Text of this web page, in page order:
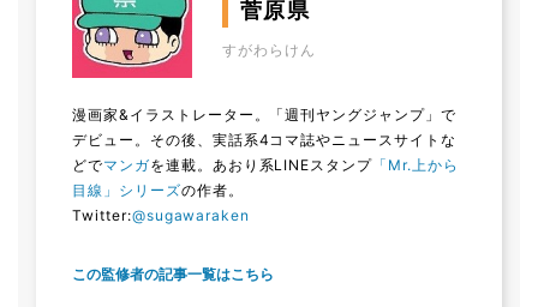
菅原県
すがわらけん
漫画家&イラストレーター。「週刊ヤングジャンプ」で
デビュー。その後、実話系4コマ誌やニュースサイトな
どでマンガを連載。あおり系LINEスタンプ 「Mr.上から
目線」シリーズの作者。
Twitter:@sugawaraken
この監修者の記事一覧はこちら